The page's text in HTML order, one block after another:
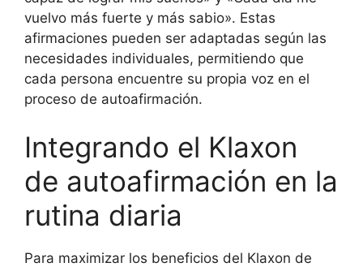
vuelvo más fuerte y más sabio». Estas
afirmaciones pueden ser adaptadas según las
necesidades individuales, permitiendo que
cada persona encuentre su propia voz en el
proceso de autoafirmación.
Integrando el Klaxon
de autoafirmación en la
rutina diaria
Para maximizar los beneficios del Klaxon de